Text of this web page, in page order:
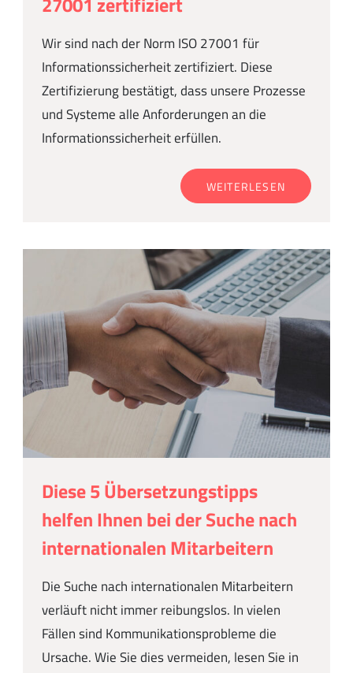
Wir sind nach der Norm ISO 27001 für
Informationssicherheit zertifiziert. Diese
Zertifizierung bestätigt, dass unsere Prozesse
und Systeme alle Anforderungen an die
Informationssicherheit erfüllen.
WEITERLESEN
Diese 5 Übersetzungstipps
helfen Ihnen bei der Suche nach
internationalen Mitarbeitern
Die Suche nach internationalen Mitarbeitern
verläuft nicht immer reibungslos. In vielen
Fällen sind Kommunikationsprobleme die
Ursache. Wie Sie dies vermeiden, lesen Sie in